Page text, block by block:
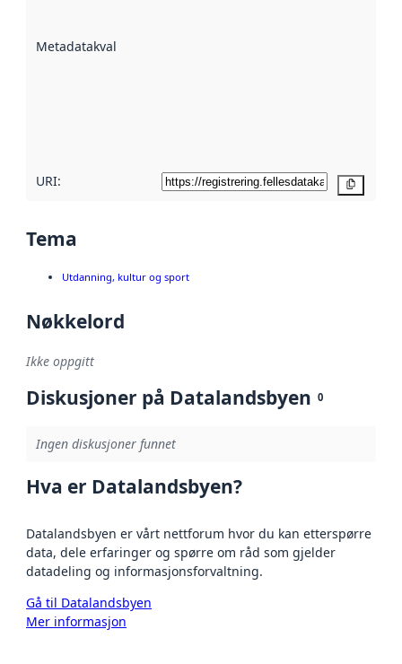
Metadatakvalitet
URI:
Tema
Utdanning, kultur og sport
Nøkkelord
Ikke oppgitt
Diskusjoner på Datalandsbyen 0
Ingen diskusjoner funnet
Hva er Datalandsbyen?
Datalandsbyen er vårt nettforum hvor du kan etterspørre
data, dele erfaringer og spørre om råd som gjelder
datadeling og informasjonsforvaltning.
Gå til Datalandsbyen
Mer informasjon